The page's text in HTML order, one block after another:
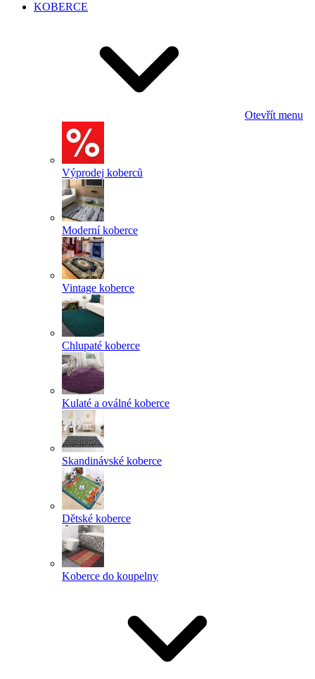
KOBERCE
Otevřít menu
Výprodej koberců
Moderní koberce
Vintage koberce
Chlupaté koberce
Kulaté a oválné koberce
Skandinávské koberce
Dětské koberce
Koberce do koupelny